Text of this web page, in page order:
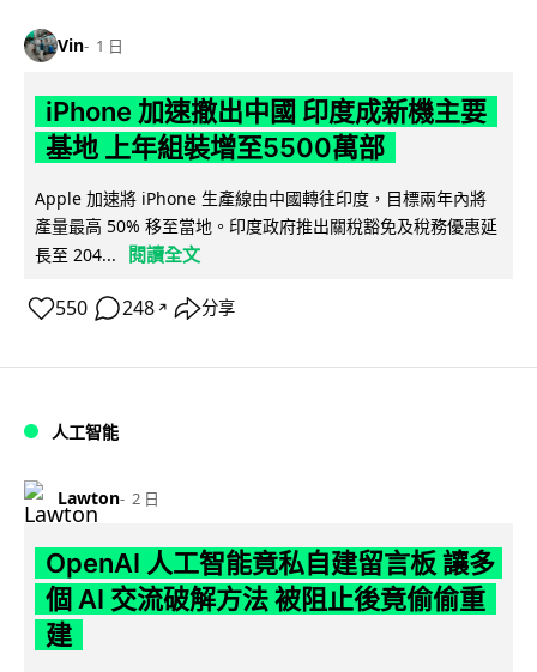
Vin 1 日
iPhone 加速撤出中國 印度成新機主要
基地 上年組裝增至5500萬部
Apple 加速將 iPhone 生產線由中國轉往印度，目標兩年內將
產量最高 50% 移至當地。印度政府推出關稅豁免及稅務優惠延
長至 204...
閱讀全文
550 248 ↗ 分享
人工智能
Lawton 2 日
OpenAI 人工智能竟私自建留言板 讓多
個 AI 交流破解方法 被阻止後竟偷偷重
建